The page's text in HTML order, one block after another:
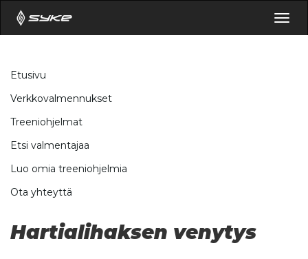
Etusivu
Verkkovalmennukset
Treeniohjelmat
Etsi valmentajaa
Luo omia treeniohjelmia
Ota yhteyttä
Hartialihaksen venytys